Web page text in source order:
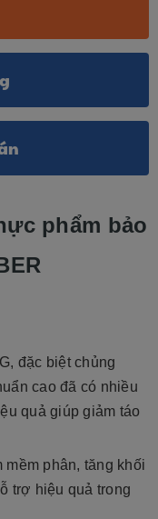
bảo
đặc biệt chủng
cao đã có nhiều
quả giúp giảm táo
phân, tăng khối
trợ hiệu quả trong